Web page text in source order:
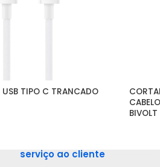
TIPO C TRANCADO
BIVOLT
serviço ao cliente